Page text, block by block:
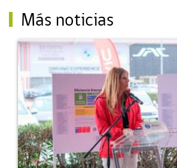
Más noticias